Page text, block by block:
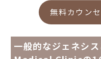
無料カウン
一般的なジェネシ